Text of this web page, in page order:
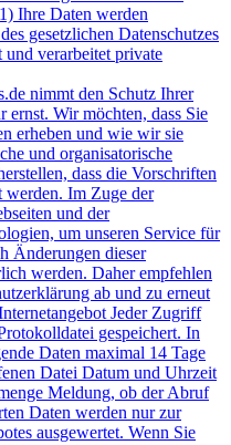
Ihre Daten werden
gesetzlichen Datenschutzes
und verarbeitet private
nimmt den Schutz Ihrer
ernst. Wir möchten, dass Sie
erheben und wie wir sie
und organisatorische
dass die Vorschriften
werden. Im Zuge der
und der
um unseren Service für
Änderungen dieser
werden. Daher empfehlen
ab und zu erneut
Jeder Zugriff
gespeichert. In
Daten maximal 14 Tage
Datei Datum und Uhrzeit
Meldung, ob der Abruf
Daten werden nur zur
ausgewertet. Wenn Sie